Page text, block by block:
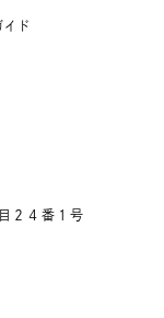
イド
２４番１号